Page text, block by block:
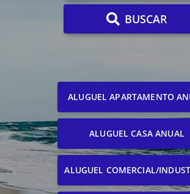
BUSCAR
ALUGUEL APARTAMENTO
ALUGUEL CASA ANUAL
ALUGUEL COMERCIAL/